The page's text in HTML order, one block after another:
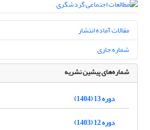
مقالات آماده انتشار
شماره جاری
شماره‌های پیشین نشریه
دوره 13 (1404)
دوره 12 (1403)